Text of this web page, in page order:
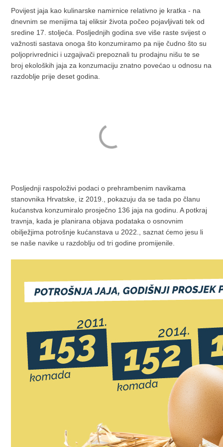
Povijest jaja kao kulinarske namirnice relativno je kratka - na
dnevnim se menijima taj eliksir života počeo pojavljivati tek od
sredine 17. stoljeća. Posljednjih godina sve više raste svijest o
važnosti sastava onoga što konzumiramo pa nije čudno što su
poljoprivrednici i uzgajivači prepoznali tu prodajnu nišu te se
broj ekoloških jaja za konzumaciju znatno povećao u odnosu na
razdoblje prije deset godina.
Posljednji raspoloživi podaci o prehrambenim navikama
stanovnika Hrvatske, iz 2019., pokazuju da se tada po članu
kućanstva konzumiralo prosječno 136 jaja na godinu. A potkraj
travnja, kada je planirana objava podataka o osnovnim
obilježjima potrošnje kućanstava u 2022., saznat ćemo jesu li
se naše navike u razdoblju od tri godine promijenile.